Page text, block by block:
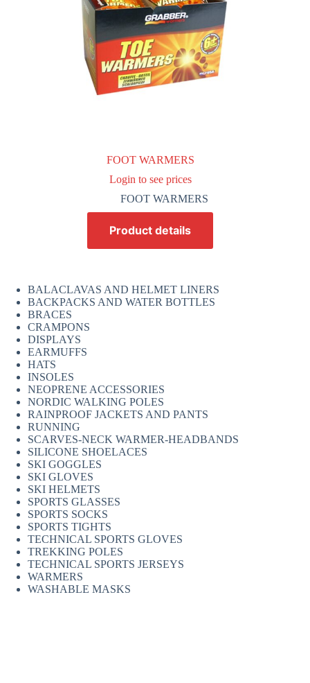
FOOT WARMERS
Login to see prices
FOOT WARMERS
Product details
BALACLAVAS AND HELMET LINERS
BACKPACKS AND WATER BOTTLES
BRACES
CRAMPONS
DISPLAYS
EARMUFFS
HATS
INSOLES
NEOPRENE ACCESSORIES
NORDIC WALKING POLES
RAINPROOF JACKETS AND PANTS
RUNNING
SCARVES-NECK WARMER-HEADBANDS
SILICONE SHOELACES
SKI GOGGLES
SKI GLOVES
SKI HELMETS
SPORTS GLASSES
SPORTS SOCKS
SPORTS TIGHTS
TECHNICAL SPORTS GLOVES
TREKKING POLES
TECHNICAL SPORTS JERSEYS
WARMERS
WASHABLE MASKS